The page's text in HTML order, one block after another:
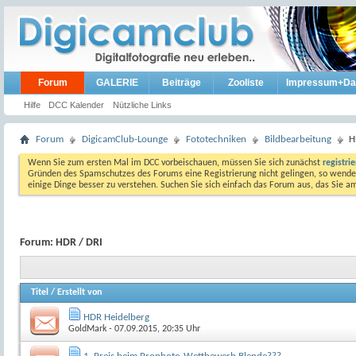
Forum
Hilfe DCC Kalender Nützliche Links
GALERIE Beiträge Zooliste
Forum DigicamClub-Lounge Fototechniken Bildbearbeitung
Wenn Sie zum ersten Mal im DCC vorbeischauen, müssen Sie sich zunächst
Gründen des Spamschutzes des Forums eine Registrierung nicht gelingen, so
einige Dinge besser zu verstehen. Suchen Sie sich einfach das Forum aus, das
Forum: HDR / DRI
Titel / Erstellt von
HDR Heidelberg
GoldMark - 07.09.2015, 20:35 Uhr